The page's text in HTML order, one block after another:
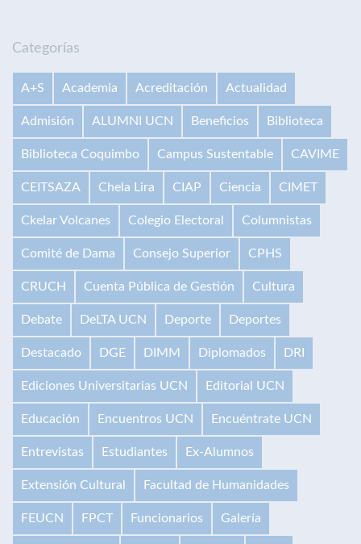
Categorías
A+S Academia Acreditación Actualidad
Admisión ALUMNI UCN Beneficios Biblioteca
Biblioteca Coquimbo Campus Sustentable CAVIME
CEITSAZA Chela Lira CIAP Ciencia CIMET
Ckelar Volcanes Colegio Electoral Columnistas
Comité de Dama Consejo Superior CPHS
CRUCH Cuenta Pública de Gestión Cultura
Debate DeLTA UCN Deporte Deportes
Destacado DGE DIMM Diplomados DRI
Ediciones Universitarias UCN Editorial UCN
Educación Encuentros UCN Encuéntrate UCN
Entrevistas Estudiantes Ex-Alumnos
Extensión Cultural Facultad de Humanidades
FEUCN FPCT Funcionarios Galería